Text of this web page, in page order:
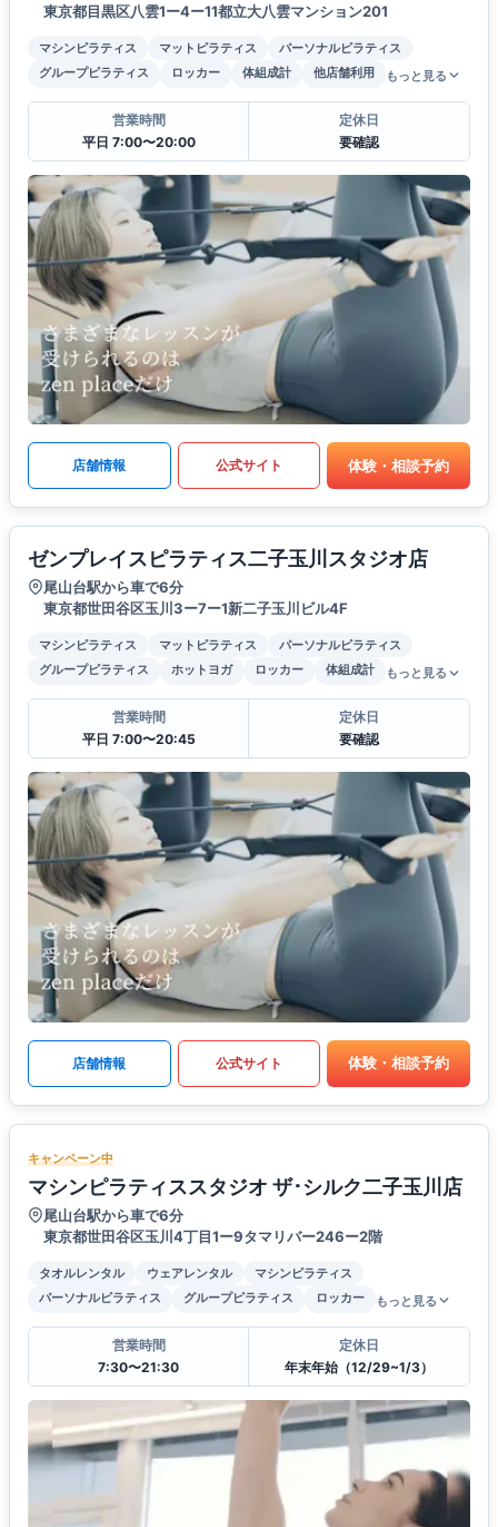
東京都目黒区八雲1ー4ー11都立大八雲マンション201
マシンピラティス マットピラティス
パーソナルピラティス
グループピラティス
ロッカー 体組成計 他店舗利用 もっと見る
営業時間
平日 7:00〜20:00
定休日
要確認
店舗情報 公式サイト 体験・相談予約
ゼンプレイスピラティス二子玉川スタジオ店
尾山台駅から車で6分
東京都世田谷区玉川3ー7ー1新二子玉川ビル4F
マシンピラティス マットピラティス
パーソナルピラティス
グループピラティス
ホットヨガ ロッカー 体組成計 もっと見る
営業時間
平日 7:00〜20:45
定休日
要確認
店舗情報 公式サイト 体験・相談予約
キャンペーン中
マシンピラティススタジオ ザ･シルク二子玉川店
尾山台駅から車で6分
東京都世田谷区玉川4丁目1ー9タマリバー246ー2階
タオルレンタル ウェアレンタル
マシンピラティス
パーソナルピラティス
グループピラティス ロッカー もっと見る
営業時間
7:30〜21:30
定休日
年末年始（12/29~1/3）